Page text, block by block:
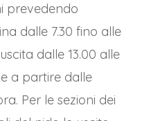
prevedendo
dalle 7.30 fino alle
dalle 13.00 alle
a partire dalle
Per le sezioni dei